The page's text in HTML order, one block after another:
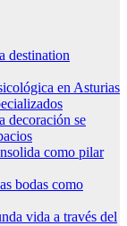
destination
en Asturias
decoración se
como pilar
bodas como
vida a través del